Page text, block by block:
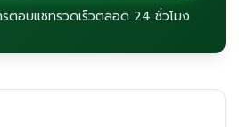
รตอบแชทรวดเร็วตลอด 24 ชั่วโมง